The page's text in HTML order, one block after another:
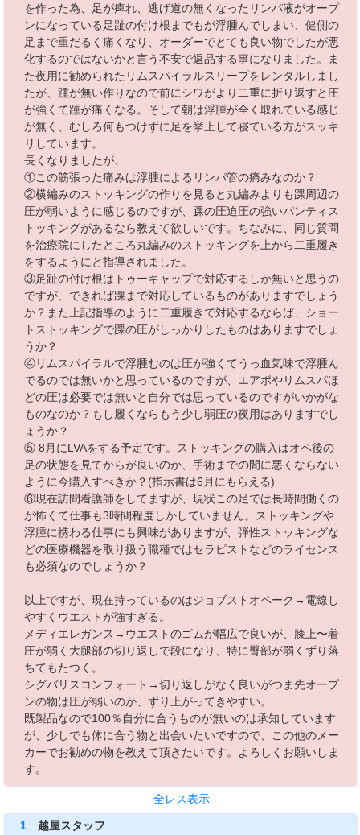
を作った為、足が痺れ、逃げ道の無くなったリンパ液がオープ
ンになっている足趾の付け根までもが浮腫んでしまい、健側の
足まで重だるく痛くなり、オーダーでとても良い物でしたが悪
化するのではないかと言う不安で返品する事になりました。ま
た夜用に勧められたリムスパイラルスリープをレンタルしまし
たが、踵が無い作りなので前にシワがより二重に折り返すと圧
が強くて踵が痛くなる。そして朝は浮腫が全く取れている感じ
が無く、むしろ何もつけずに足を挙上して寝ている方がスッキ
リしています。
長くなりましたが、
①この筋張った痛みは浮腫によるリンパ管の痛みなのか？
②横編みのストッキングの作りを見ると丸編みよりも踝周辺の
圧が弱いように感じるのですが、踝の圧迫圧の強いパンティス
トッキングがあるなら教えて欲しいです。ちなみに、同じ質問
を治療院にしたところ丸編みのストッキングを上から二重履き
をするようにと指導されました。
③足趾の付け根はトゥーキャップで対応するしか無いと思うの
ですが、できれば踝まで対応しているものがありますでしょう
か？また上記指導のように二重履きで対応するならば、ショー
トストッキングで踝の圧がしっかりしたものはありますでしょ
うか？
④リムスパイラルで浮腫むのは圧が強くてうっ血気味で浮腫ん
でるのでは無いかと思っているのですが、エアボやリムスパほ
どの圧は必要では無いと自分では思っているのですがいかがな
ものなのか？もし履くならもう少し弱圧の夜用はありますでし
ょうか？
⑤ 8月にLVAをする予定です。ストッキングの購入はオペ後の
足の状態を見てからが良いのか、手術までの間に悪くならない
ように今購入すべきか？(指示書は6月にもらえる)
⑥現在訪問看護師をしてますが、現状この足では長時間働くの
が怖くて仕事も3時間程度しかしていません。ストッキングや
浮腫に携わる仕事にも興味がありますが、弾性ストッキングな
どの医療機器を取り扱う職種ではセラピストなどのライセンス
も必須なのでしょうか？
以上ですが、現在持っているのはジョブストオペーク→電線し
やすくウエストが強すぎる。
メディエレガンス→ウエストのゴムが幅広で良いが、膝上〜着
圧が弱く大腿部の切り返しで段になり、特に臀部が弱くずり落
ちてもたつく。
シグバリスコンフォート→切り返しがなく良いがつま先オープ
ンの物は圧が弱いのか、ずり上がってきやすい。
既製品なので100％自分に合うものが無いのは承知しています
が、少しでも体に合う物と出会いたいですので、この他のメー
カーでお勧めの物を教えて頂きたいです。よろしくお願いしま
す。
全レス表示
1 越屋スタッフ